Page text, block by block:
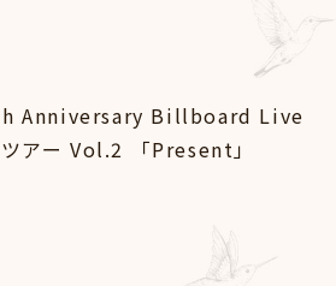
News
Live
Media
Biography
Anniversary Billboard Live
アー Vol.2 「Present」